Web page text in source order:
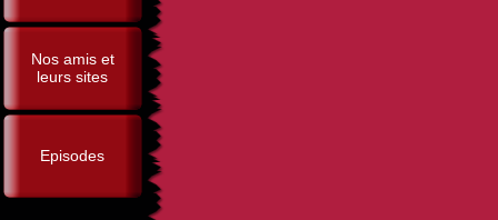
Nos amis et
leurs sites
Episodes